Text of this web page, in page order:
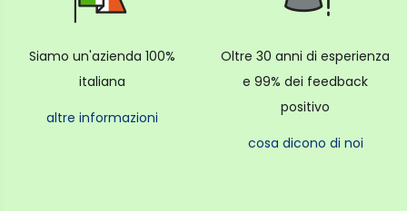
Siamo un'azienda 100%
italiana
altre informazioni
Oltre 30 anni di esperienza
e 99% dei feedback
positivo
cosa dicono di noi